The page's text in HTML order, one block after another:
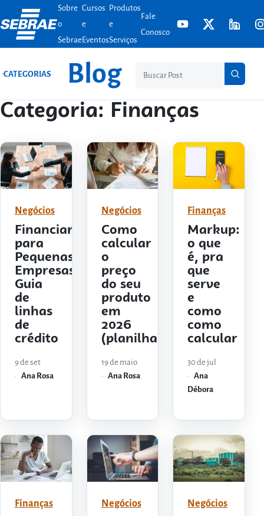
Ir para o conteúdo
Sobre
o
Sebrae
Cursos
e
Eventos
Produtos
e
Serviços
Fale
Conosco
CATEGORIAS Blog
Categoria: Finanças
Negócios
Financiamento
para
Pequenas
Empresas:
Guia
de
linhas
de
crédito
9 de set
Ana Rosa
Negócios
Como
calcular
o
preço
do seu
produto
em
2026
(planilha)
19 de maio
Ana Rosa
Finanças
Markup:
o que
é, pra
que
serve
e
como
como
calcular
30 de jul
Ana
Débora
Finanças Negócios Negócios